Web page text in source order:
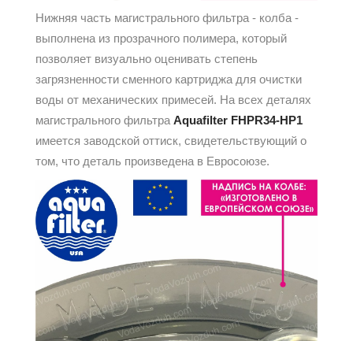
Нижняя часть магистрального фильтра - колба -
выполнена из прозрачного полимера, который
позволяет визуально оценивать степень
загрязненности сменного картриджа для очистки
воды от механических примесей. На всех деталях
магистрального фильтра Aquafilter FHPR34-HP1
имеется заводской оттиск, свидетельствующий о
том, что деталь произведена в Евросоюзе.